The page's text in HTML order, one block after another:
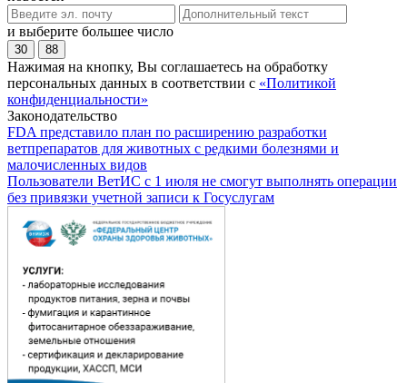
и выберите большее число
30 88
Нажимая на кнопку, Вы соглашаетесь на обработку
персональных данных в соответствии с «Политикой
конфиденциальности»
Законодательство
FDA представило план по расширению разработки
ветпрепаратов для животных с редкими болезнями и
малочисленных видов
Пользователи ВетИС с 1 июля не смогут выполнять операции
без привязки учетной записи к Госуслугам